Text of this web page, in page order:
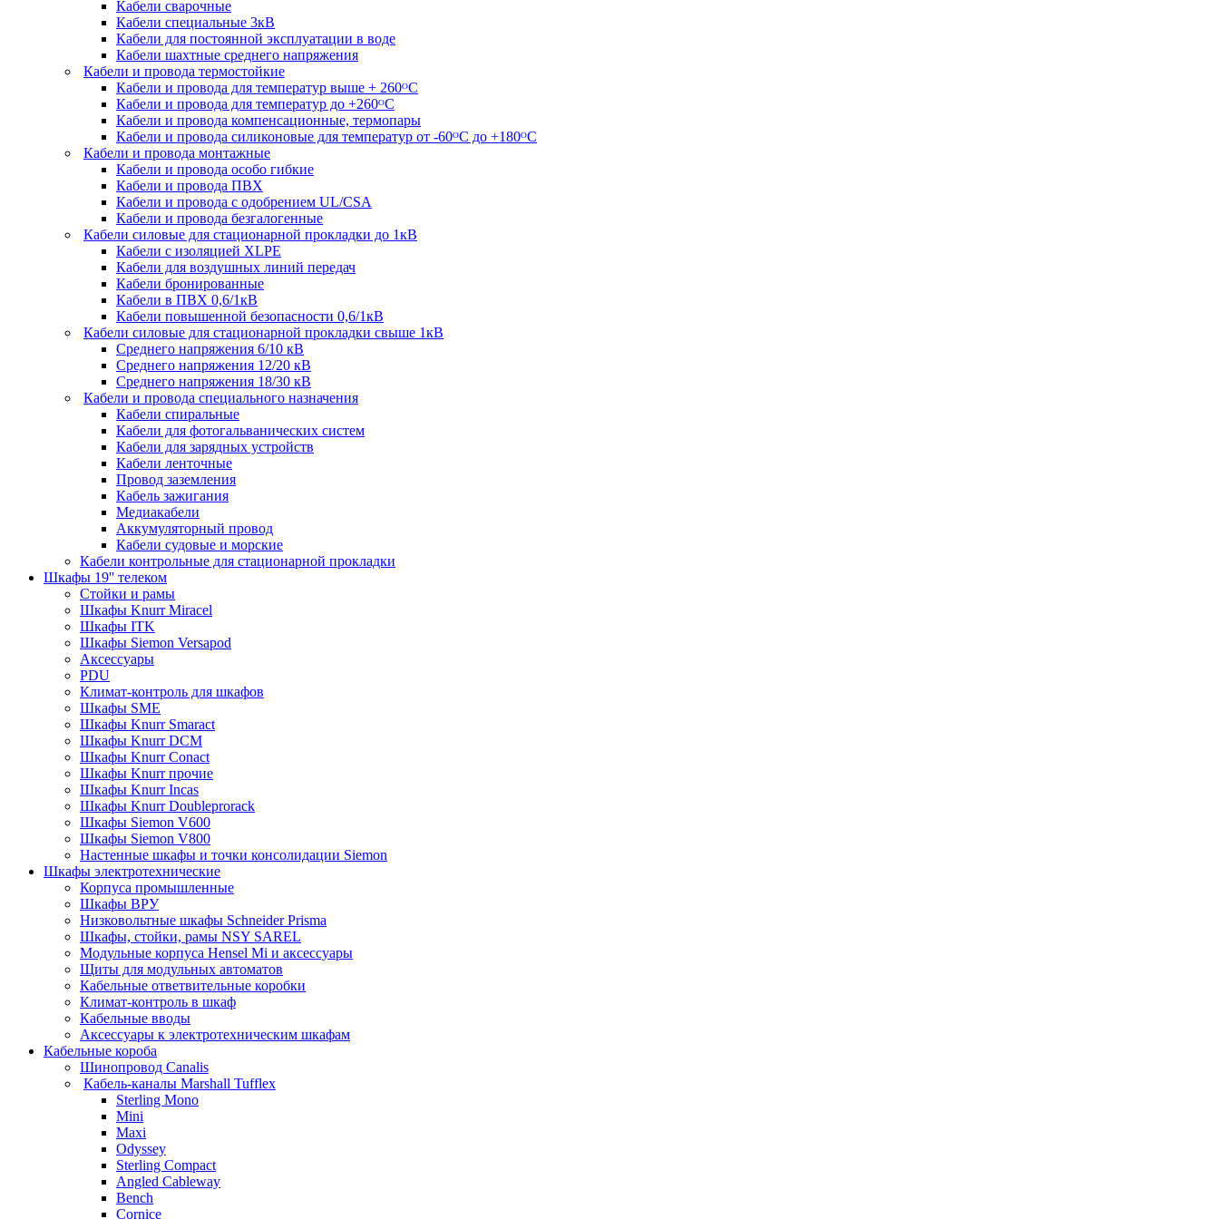
Кабели сварочные
Кабели специальные 3кВ
Кабели для постоянной эксплуатации в воде
Кабели шахтные среднего напряжения
Кабели и провода термостойкие
Кабели и провода для температур выше + 260ᴼС
Кабели и провода для температур до +260ᴼС
Кабели и провода компенсационные, термопары
Кабели и провода силиконовые для температур от -60ᴼC до +180ᴼС
Кабели и провода монтажные
Кабели и провода особо гибкие
Кабели и провода ПВХ
Кабели и провода с одобрением UL/CSA
Кабели и провода безгалогенные
Кабели силовые для стационарной прокладки до 1кВ
Кабели c изоляцией XLPE
Кабели для воздушных линий передач
Кабели бронированные
Кабели в ПВХ 0,6/1кВ
Кабели повышенной безопасности 0,6/1кВ
Кабели силовые для стационарной прокладки свыше 1кВ
Среднего напряжения 6/10 кВ
Среднего напряжения 12/20 кВ
Среднего напряжения 18/30 кВ
Кабели и провода специального назначения
Кабели спиральные
Кабели для фотогальванических систем
Кабели для зарядных устройств
Кабели ленточные
Провод заземления
Кабель зажигания
Медиакабели
Аккумуляторный провод
Кабели судовые и морские
Кабели контрольные для стационарной прокладки
Шкафы 19'' телеком
Стойки и рамы
Шкафы Knurr Miracel
Шкафы ITK
Шкафы Siemon Versapod
Аксессуары
PDU
Климат-контроль для шкафов
Шкафы SME
Шкафы Knurr Smaract
Шкафы Knurr DCM
Шкафы Knurr Conact
Шкафы Knurr прочие
Шкафы Knurr Incas
Шкафы Knurr Doubleprorack
Шкафы Siemon V600
Шкафы Siemon V800
Настенные шкафы и точки консолидации Siemon
Шкафы электротехнические
Корпуса промышленные
Шкафы ВРУ
Низковольтные шкафы Schneider Prisma
Шкафы, стойки, рамы NSY SAREL
Модульные корпуса Hensel Mi и аксессуары
Щиты для модульных автоматов
Кабельные ответвительные коробки
Климат-контроль в шкаф
Кабельные вводы
Аксессуары к электротехническим шкафам
Кабельные короба
Шинопровод Canalis
Кабель-каналы Marshall Tufflex
Sterling Mono
Mini
Maxi
Odyssey
Sterling Compact
Angled Cableway
Bench
Cornice